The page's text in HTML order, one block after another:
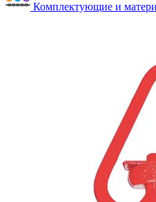
Комплектующие и